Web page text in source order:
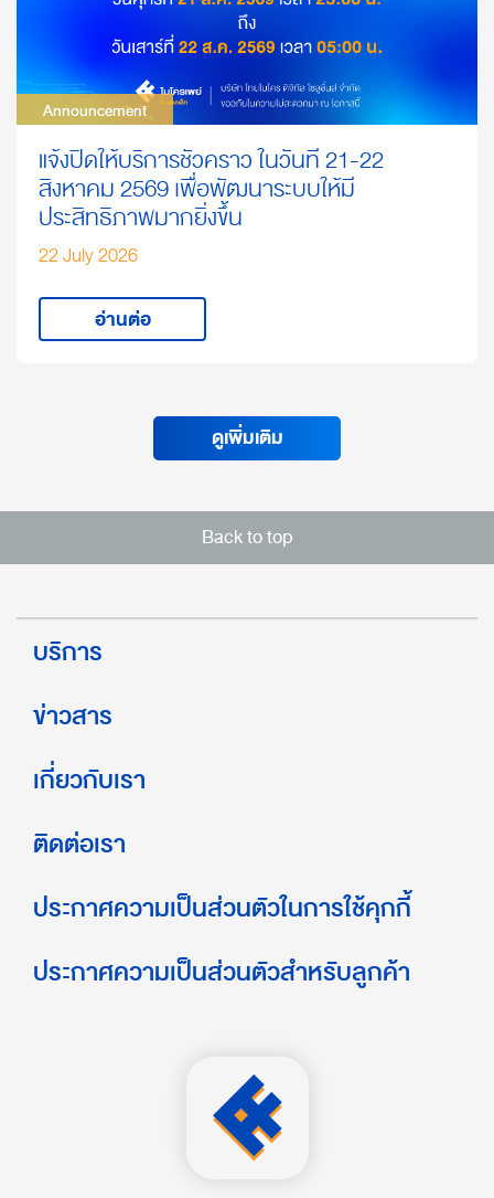
Announcement
Announcement
แจ้งปิดให้บริการชั่วคราว ในวันที่ 21-22
สิงหาคม 2569 เพื่อพัฒนาระบบให้มี
ประสิทธิภาพมากยิ่งขึ้น
22 July 2026
อ่านต่อ
ดูเพิ่มเติม
Back to top
บริการ
ข่าวสาร
เกี่ยวกับเรา
ติดต่อเรา
ประกาศความเป็นส่วนตัวในการใช้คุกกี้
ประกาศความเป็นส่วนตัวสำหรับลูกค้า